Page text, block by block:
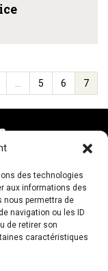
des technologies
aux informations des
nous permettra de
navigation ou les ID
de retirer son
caractéristiques
5 6 7